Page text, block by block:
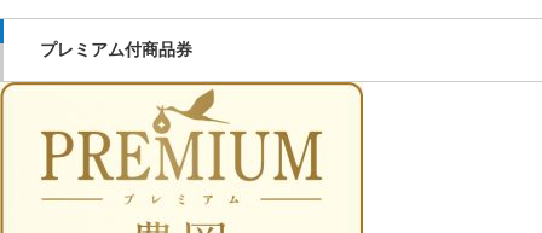
プレミアム付商品券